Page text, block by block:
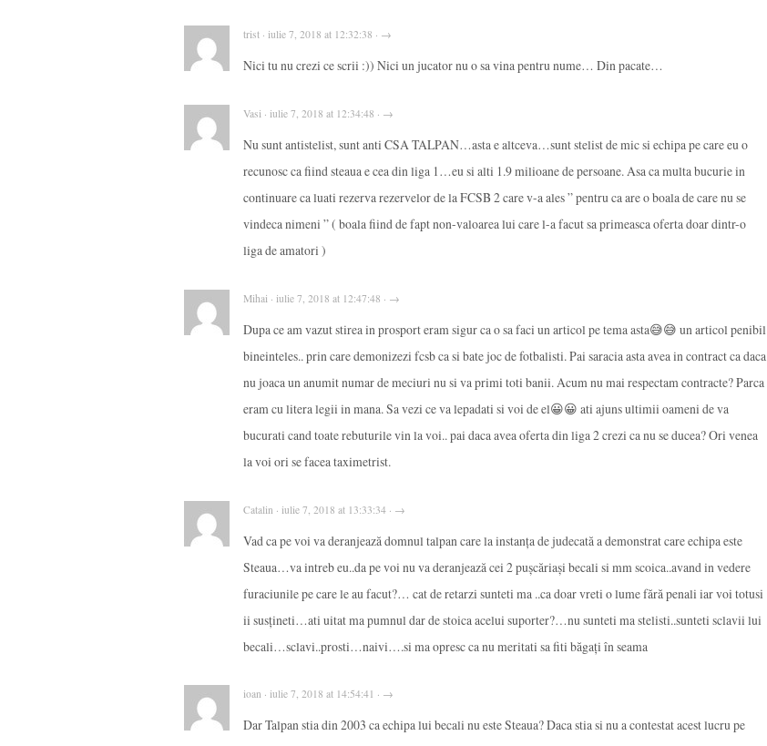
trist · iulie 7, 2018 at 12:32:38 · →
Nici tu nu crezi ce scrii :)) Nici un jucator nu o sa vina pentru nume… Din pacate…
Vasi · iulie 7, 2018 at 12:34:48 · →
Nu sunt antistelist, sunt anti CSA TALPAN…asta e altceva…sunt stelist de mic si echipa pe care eu o
recunosc ca fiind steaua e cea din liga 1…eu si alti 1.9 milioane de persoane. Asa ca multa bucurie in
continuare ca luati rezerva rezervelor de la FCSB 2 care v-a ales ” pentru ca are o boala de care nu se
vindeca nimeni ” ( boala fiind de fapt non-valoarea lui care l-a facut sa primeasca oferta doar dintr-o
liga de amatori )
Mihai · iulie 7, 2018 at 12:47:48 · →
Dupa ce am vazut stirea in prosport eram sigur ca o sa faci un articol pe tema asta😅😅 un articol penibil
bineinteles.. prin care demonizezi fcsb ca si bate joc de fotbalisti. Pai saracia asta avea in contract ca daca
nu joaca un anumit numar de meciuri nu si va primi toti banii. Acum nu mai respectam contracte? Parca
eram cu litera legii in mana. Sa vezi ce va lepadati si voi de el😀😀 ati ajuns ultimii oameni de va
bucurati cand toate rebuturile vin la voi.. pai daca avea oferta din liga 2 crezi ca nu se ducea? Ori venea
la voi ori se facea taximetrist.
Catalin · iulie 7, 2018 at 13:33:34 · →
Vad ca pe voi va deranjează domnul talpan care la instanța de judecată a demonstrat care echipa este
Steaua…va intreb eu..da pe voi nu va deranjează cei 2 pușcăriași becali si mm scoica..avand in vedere
furaciunile pe care le au facut?… cat de retarzi sunteti ma ..ca doar vreti o lume fără penali iar voi totusi
ii susțineti…ati uitat ma pumnul dar de stoica acelui suporter?…nu sunteti ma stelisti..sunteti sclavii lui
becali…sclavi..prosti…naivi….si ma opresc ca nu meritati sa fiti băgați în seama
ioan · iulie 7, 2018 at 14:54:41 · →
Dar Talpan stia din 2003 ca echipa lui becali nu este Steaua? Daca stia si nu a contestat acest lucru pe